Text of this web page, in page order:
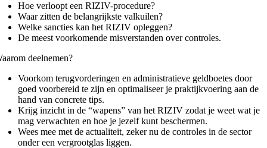
Hoe verloopt een RIZIV-procedure?
Waar zitten de belangrijkste valkuilen?
Welke sancties kan het RIZIV opleggen?
De meest voorkomende misverstanden over controles.
deelnemen?
Voorkom terugvorderingen en administratieve geldboetes door
goed voorbereid te zijn en optimaliseer je praktijkvoering aan de
hand van concrete tips.
Krijg inzicht in de “wapens” van het RIZIV zodat je weet wat je
mag verwachten en hoe je jezelf kunt beschermen.
Wees mee met de actualiteit, zeker nu de controles in de sector
onder een vergrootglas liggen.